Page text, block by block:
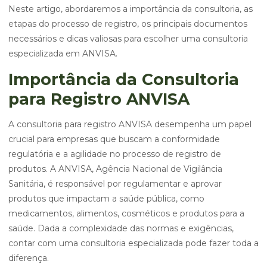
Neste artigo, abordaremos a importância da consultoria, as
etapas do processo de registro, os principais documentos
necessários e dicas valiosas para escolher uma consultoria
especializada em ANVISA.
Importância da Consultoria
para Registro ANVISA
A consultoria para registro ANVISA desempenha um papel
crucial para empresas que buscam a conformidade
regulatória e a agilidade no processo de registro de
produtos. A ANVISA, Agência Nacional de Vigilância
Sanitária, é responsável por regulamentar e aprovar
produtos que impactam a saúde pública, como
medicamentos, alimentos, cosméticos e produtos para a
saúde. Dada a complexidade das normas e exigências,
contar com uma consultoria especializada pode fazer toda a
diferença.